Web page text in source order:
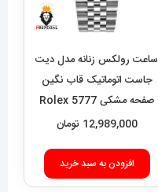
ساعت رولکس زنانه مدل دیت
جاست اتوماتیک قاب نگین
صفحه مشکی 5777 Rolex
Datejust
12,989,000 تومان
افزودن به سبد خرید